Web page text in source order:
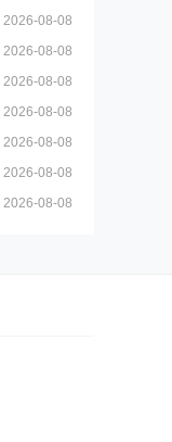
2026-08-08
2026-08-08
2026-08-08
2026-08-08
2026-08-08
2026-08-08
2026-08-08